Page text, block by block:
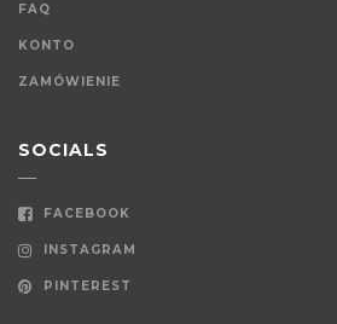
FAQ
KONTO
ZAMÓWIENIE
SOCIALS
FACEBOOK
INSTAGRAM
PINTEREST